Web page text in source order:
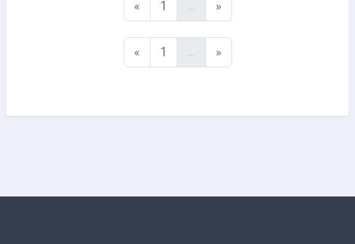
«Ankstesnis puslapis
1 1 puslapis
»Kitas puslapis
«Ankstesnis puslapis
1 1 puslapis
»Kitas puslapis